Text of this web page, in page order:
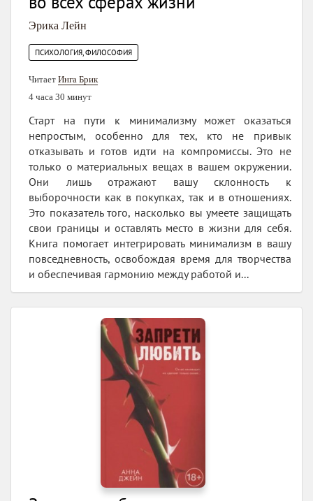
Эрика Лейн
ПСИХОЛОГИЯ, ФИЛОСОФИЯ
Читает Инга Брик
4 часа 30 минут
Старт на пути к минимализму может оказаться
непростым, особенно для тех, кто не привык
отказывать и готов идти на компромиссы. Это не
только о материальных вещах в вашем окружении.
Они лишь отражают вашу склонность к
выборочности как в покупках, так и в отношениях.
Это показатель того, насколько вы умеете защищать
свои границы и оставлять место в жизни для себя.
Книга помогает интегрировать минимализм в вашу
повседневность, освобождая время для творчества
и обеспечивая гармонию между работой и...